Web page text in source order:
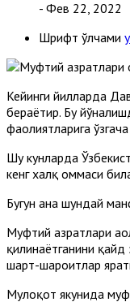
- Фев 22, 2022
Шрифт ўлчами
Кейинги йилларда
бераётир. Бу
фаолиятларига
Шу кунларда
кенг халқ оммаси
Бугун ана шундай
Муфтий ҳазратлари
қилинаётганини
шарт-шароитлар
Мулоқот якунида